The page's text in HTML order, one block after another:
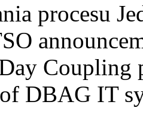
procesu
Coupling
DBAG IT